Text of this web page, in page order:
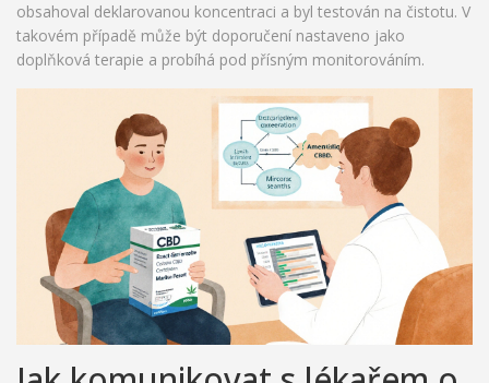
obsahoval deklarovanou koncentraci a byl testován na čistotu. V
takovém případě může být doporučení nastaveno jako
doplňková terapie a probíhá pod přísným monitorováním.